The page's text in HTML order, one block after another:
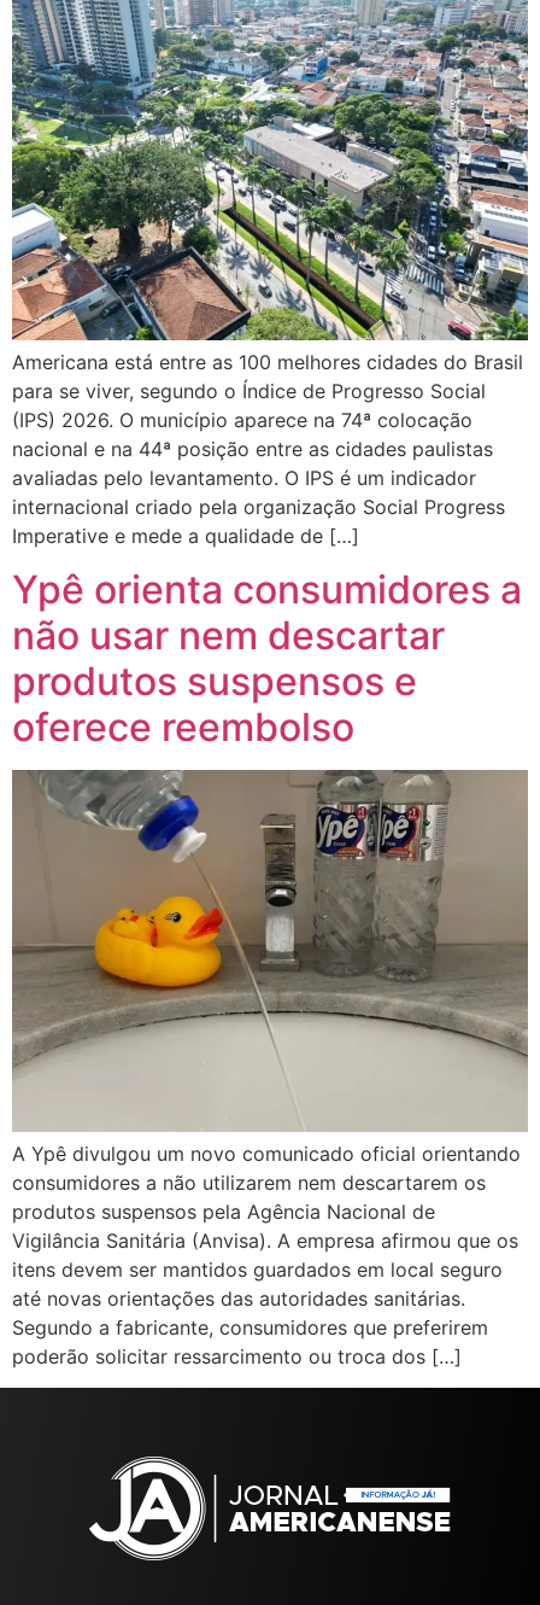
Americana está entre as 100 melhores cidades do Brasil
para se viver, segundo o Índice de Progresso Social
(IPS) 2026. O município aparece na 74ª colocação
nacional e na 44ª posição entre as cidades paulistas
avaliadas pelo levantamento. O IPS é um indicador
internacional criado pela organização Social Progress
Imperative e mede a qualidade de […]
Ypê orienta consumidores a
não usar nem descartar
produtos suspensos e
oferece reembolso
A Ypê divulgou um novo comunicado oficial orientando
consumidores a não utilizarem nem descartarem os
produtos suspensos pela Agência Nacional de
Vigilância Sanitária (Anvisa). A empresa afirmou que os
itens devem ser mantidos guardados em local seguro
até novas orientações das autoridades sanitárias.
Segundo a fabricante, consumidores que preferirem
poderão solicitar ressarcimento ou troca dos […]